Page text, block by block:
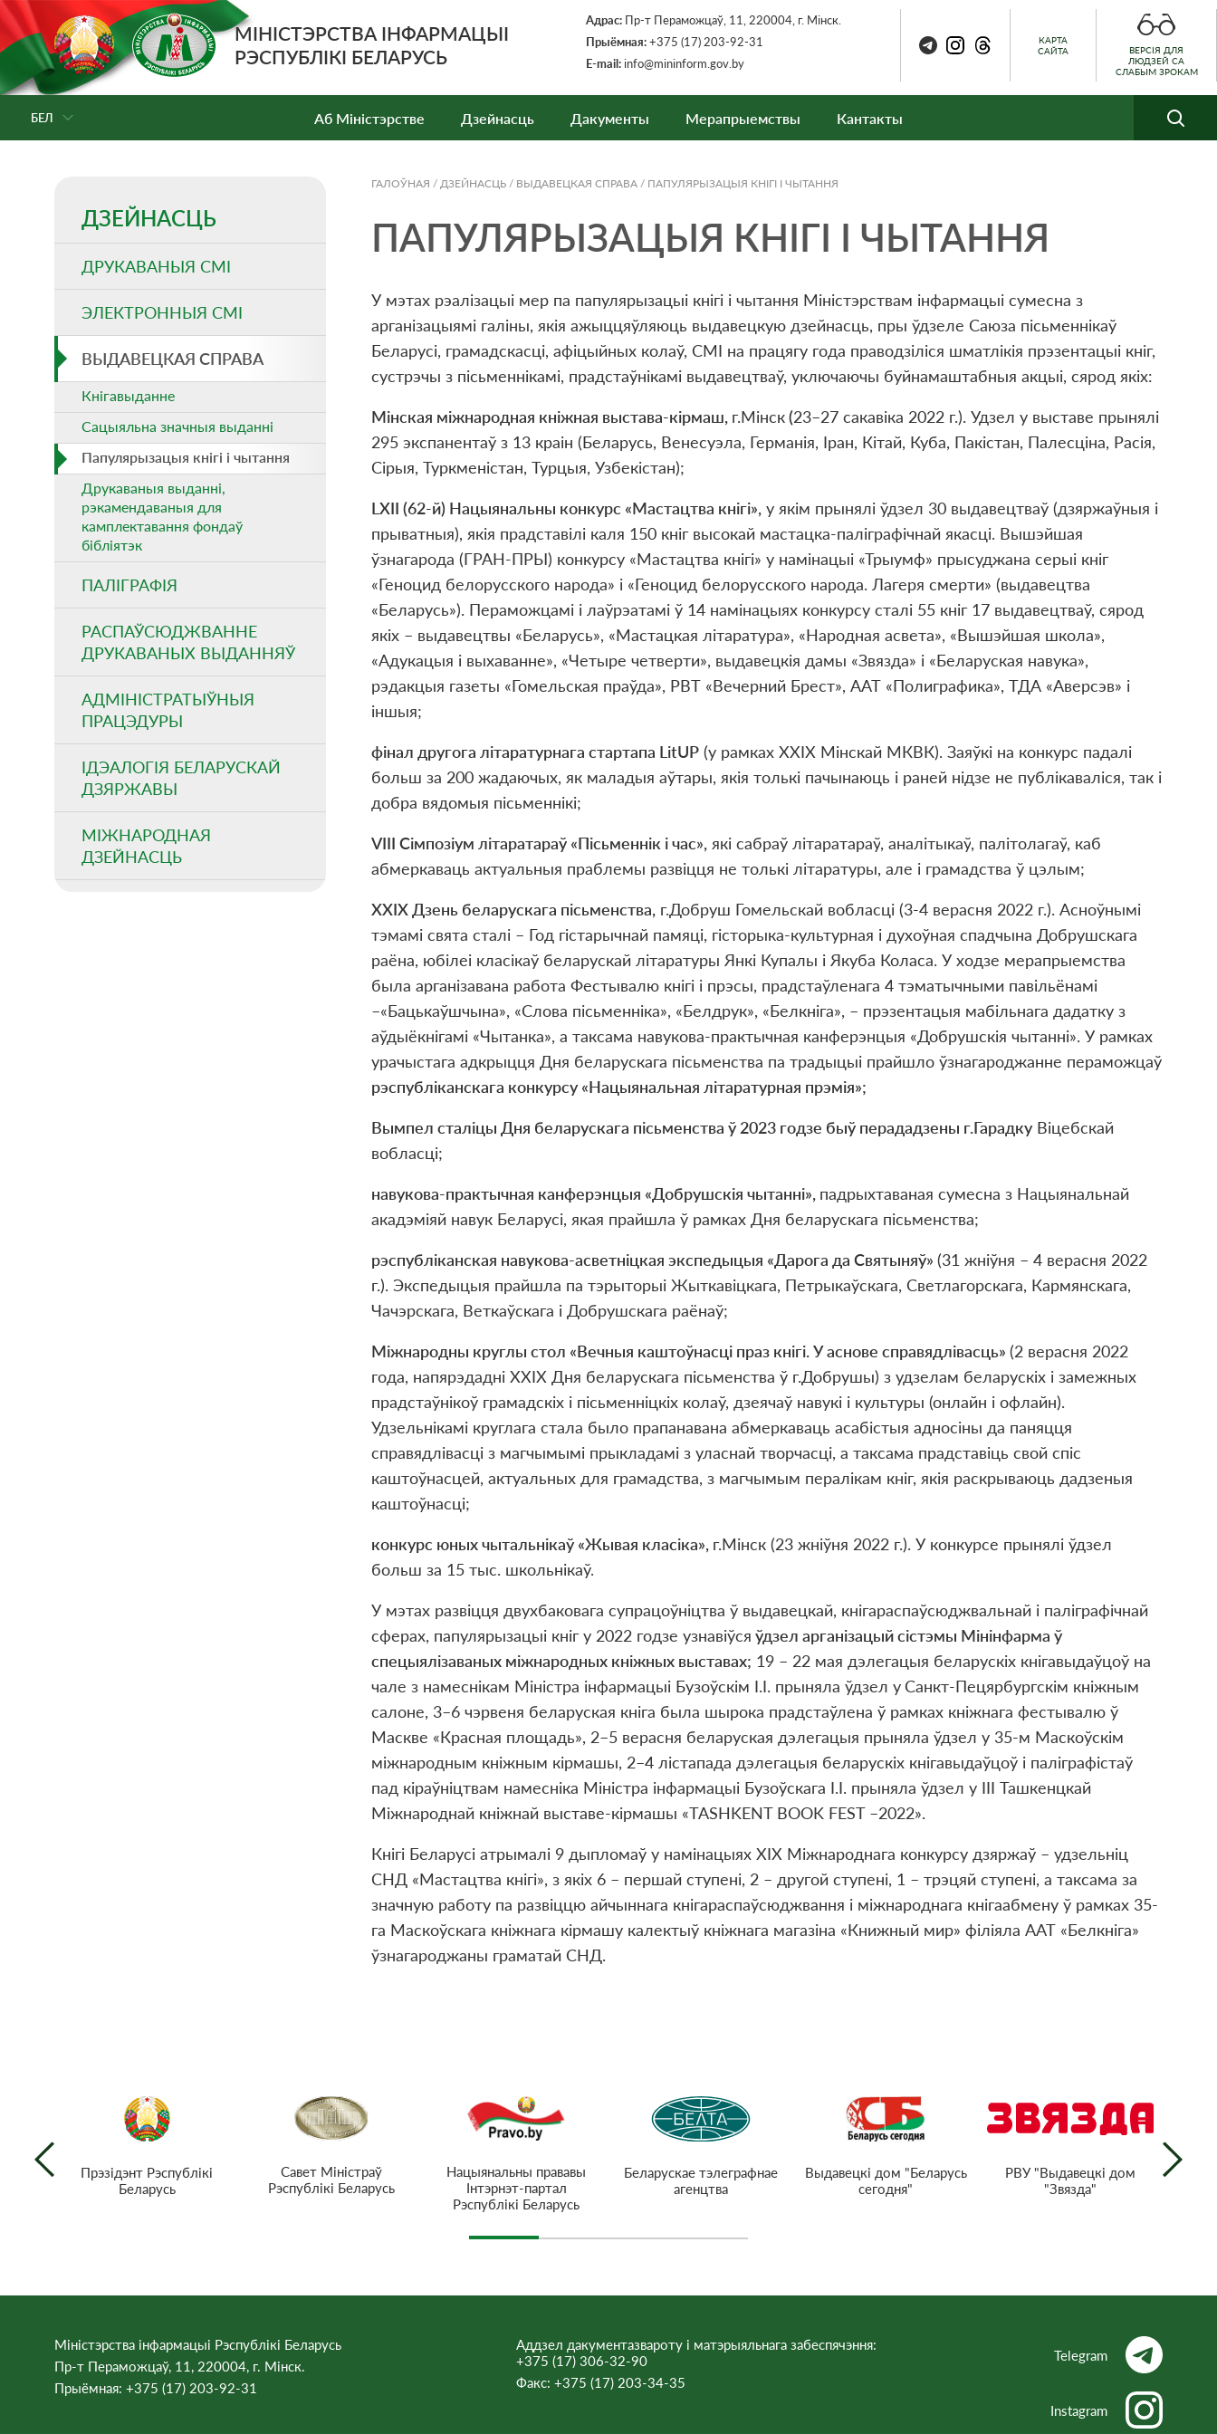
МІНІСТЭРСТВА ІНФАРМАЦЫІ
РЭСПУБЛІКІ БЕЛАРУСЬ
Адрас: Пр-т Пераможцаў, 11, 220004, г. Мінск.
Прыёмная:+375 (17) 203-92-31
E-mail:info@mininform.gov.by
КАРТА
САЙТА
ВЕРСІЯ ДЛЯ
ЛЮДЗЕЙ СА
СЛАБЫМ ЗРОКАМ
БЕЛ Аб Мiнiстэрстве Дзейнасць Дакументы Мерапрыемствы Кантакты
ДЗЕЙНАСЦЬ
ДРУКАВАНЫЯ СМI
ЭЛЕКТРОННЫЯ СМI
ВЫДАВЕЦКАЯ СПРАВА
Кнігавыданне
Сацыяльна значныя выданнi
Папулярызацыя кнiгi i чытання
Друкаваныя выданні,
рэкамендаваныя для
камплектавання фондаў
бібліятэк
ПАЛІГРАФІЯ
РАСПАЎСЮДЖВАННЕ
ДРУКАВАНЫХ ВЫДАННЯЎ
АДМІНІСТРАТЫЎНЫЯ
ПРАЦЭДУРЫ
ІДЭАЛОГІЯ БЕЛАРУСКАЙ
ДЗЯРЖАВЫ
МІЖНАРОДНАЯ
ДЗЕЙНАСЦЬ
ГАЛОЎНАЯ / ДЗЕЙНАСЦЬ / ВЫДАВЕЦКАЯ СПРАВА / ПАПУЛЯРЫЗАЦЫЯ КНIГI I ЧЫТАННЯ
ПАПУЛЯРЫЗАЦЫЯ КНIГI I ЧЫТАННЯ
У мэтах рэалізацыі мер па папулярызацыі кнігі і чытання Міністэрствам інфармацыі сумесна з
арганізацыямі галіны, якія ажыццяўляюць выдавецкую дзейнасць, пры ўдзеле Саюза пісьменнікаў
Беларусі, грамадскасці, афіцыйных колаў, СМІ на працягу года праводзіліся шматлікія прэзентацыі кніг,
сустрэчы з пісьменнікамі, прадстаўнікамі выдавецтваў, уключаючы буйнамаштабныя акцыі, сярод якіх:
Мінская міжнародная кніжная выстава-кірмаш, г.Мінск(23–27 сакавіка 2022 г.). Удзел у выставе прынялі
295 экспанентаў з 13 краін (Беларусь, Венесуэла, Германія, Іран, Кітай, Куба, Пакістан, Палесціна, Расія,
Сірыя, Туркменістан, Турцыя, Узбекістан);
LXII (62-й) Нацыянальны конкурс «Мастацтва кнігі», у якім прынялі ўдзел 30 выдавецтваў (дзяржаўныя і
прыватныя), якія прадставілі каля 150 кніг высокай мастацка-паліграфічнай якасці. Вышэйшая
ўзнагарода (ГРАН-ПРЫ) конкурсу «Мастацтва кнігі» у намінацыі «Трыумф» прысуджана серыі кніг
«Геноцид белорусского народа» і «Геноцид белорусского народа. Лагеря смерти» (выдавецтва
«Беларусь»). Пераможцамі і лаўрэатамі ў 14 намінацыях конкурсу сталі 55 кніг 17 выдавецтваў, сярод
якіх – выдавецтвы «Беларусь», «Мастацкая літаратура», «Народная асвета», «Вышэйшая школа»,
«Адукацыя і выхаванне», «Четыре четверти», выдавецкія дамы «Звязда» і «Беларуская навука»,
рэдакцыя газеты «Гомельская праўда», РВТ «Вечерний Брест», ААТ «Полиграфика», ТДА «Аверсэв» і
іншыя;
фінал другога літаратурнага стартапа LitUP (у рамках XXIХ Мінскай МКВК). Заяўкі на конкурс падалі
больш за 200 жадаючых, як маладыя аўтары, якія толькі пачынаюць і раней нідзе не публікаваліся, так і
добра вядомыя пісьменнікі;
VIII Сімпозіум літаратараў «Пісьменнік ічас», які сабраў літаратараў, аналітыкаў, палітолагаў, каб
абмеркаваць актуальныя праблемы развіцця не толькі літаратуры, але і грамадства ў цэлым;
XXIX Дзень беларускага пісьменства, г.Добруш Гомельскай вобласці (3-4 верасня 2022 г.). Асноўнымі
тэмамі свята сталі – Год гістарычнай памяці, гісторыка-культурная і духоўная спадчына Добрушскага
раёна, юбілеі класікаў беларускай літаратуры Янкі Купалы і Якуба Коласа. У ходзе мерапрыемства
была арганізавана работа Фестывалю кнігі і прэсы, прадстаўленага 4 тэматычными павільёнамі
–«Бацькаўшчына», «Слова пісьменніка», «Белдрук», «Белкніга», – прэзентацыя мабільнага дадатку з
аўдыёкнігамі «Чытанка», а таксама навукова-практычная канферэнцыя «Добрушскія чытанні». У рамках
урачыстага адкрыцця Дня беларускага пісьменства па традыцыі прайшло ўзнагароджанне пераможцаў
рэспубліканскага конкурсу «Нацыянальная літаратурная прэмія»;
Вымпел сталіцы Дня беларускага пісьменства ў 2023 годзе быў перададзены г.ГарадкуВіцебскай
вобласці;
навукова-практычная канферэнцыя «Добрушскія чытанні», падрыхтаваная сумесна з Нацыянальнай
акадэміяй навук Беларусі, якая прайшла ў рамках Дня беларускага пісьменства;
рэспубліканская навукова-асветніцкая экспедыцыя «Дарога да Святыняў» (31 жніўня – 4 верасня 2022
г.). Экспедыцыя прайшла па тэрыторыі Жыткавіцкага, Петрыкаўскага, Светлагорскага, Кармянскага,
Чачэрскага, Веткаўскага і Добрушскага раёнаў;
Міжнародны круглы стол «Вечныя каштоўнасці праз кнігі. У аснове справядлівасць» (2 верасня 2022
года, напярэдадні XXІХ Дня беларускага пісьменства ў г.Добрушы) з удзелам беларускіх і замежных
прадстаўнікоў грамадскіх і пісьменніцкіх колаў, дзеячаў навукі і культуры (онлайн і офлайн).
Удзельнікамі круглага стала было прапанавана абмеркаваць асабістыя адносіны да паняцця
справядлівасці з магчымымі прыкладамі з уласнай творчасці, а таксама прадставіць свой спіс
каштоўнасцей, актуальных для грамадства, з магчымым пералікам кніг, якія раскрываюць дадзеныя
каштоўнасці;
конкурс юных чытальнікаў «Жывая класіка», г.Мінск (23 жніўня 2022 г.). У конкурсе прынялі ўдзел
больш за 15 тыс. школьнікаў.
У мэтах развіцця двухбаковага супрацоўніцтва ў выдавецкай, кнігараспаўсюджвальнай і паліграфічнай
сферах, папулярызацыі кніг у 2022 годзе узнавіўся ўдзел арганізацый сістэмы Мінінфарма ў
спецыялізаваных міжнародных кніжных выставах; 19 – 22 мая дэлегацыя беларускіх кнігавыдаўцоў на
чале з намеснікам Міністра інфармацыі Бузоўскім І.І. прыняла ўдзел уСанкт-Пецярбургскім кніжным
салоне, 3–6 чэрвеня беларуская кніга была шырока прадстаўлена ў рамках кніжнага фестывалю ў
Маскве «Красная площадь», 2–5 верасня беларуская дэлегацыя прыняла ўдзел у 35-м Маскоўскім
міжнародным кніжным кірмашы, 2–4 лістапада дэлегацыя беларускіх кнігавыдаўцоў і паліграфістаў
пад кіраўніцтвам намесніка Міністра інфармацыі Бузоўскага І.І. прыняла ўдзел у III Ташкенцкай
Міжнароднай кніжнай выставе-кірмашы «TASHKENT BOOK FEST –2022».
Кнігі Беларусі атрымалі 9 дыпломаў у намінацыях XIX Міжнароднага конкурсу дзяржаў – удзельніц
СНД «Мастацтва кнігі», з якіх 6 – першай ступені, 2 – другой ступені, 1 – трэцяй ступені, а таксама за
значную работу па развіццю айчыннага кнігараспаўсюджвання і міжнароднага кнігаабмену ў рамках 35-
га Маскоўскага кніжнага кірмашу калектыў кніжнага магазіна «Книжный мир» філіяла ААТ «Белкніга»
ўзнагароджаны граматай СНД.
Прэзiдэнт Рэспублiкi
Беларусь
Савет Міністраў
Рэспублікі Беларусь
Нацыянальны прававы
Інтэрнэт-партал
Рэспублікі Беларусь
Беларускае тэлеграфнае
агенцтва
Выдавецкі дом "Беларусь
сегодня"
РВУ "Выдавецкі дом
"Звязда"
Міністэрства інфармацыі Рэспублікі Беларусь
Пр-т Пераможцаў, 11, 220004, г. Мінск.
Прыёмная: +375 (17) 203-92-31
Аддзел дакументазвароту і матэрыяльнага забеспячэння:
+375 (17) 306-32-90
Факс: +375 (17) 203-34-35
Telegram
Instagram